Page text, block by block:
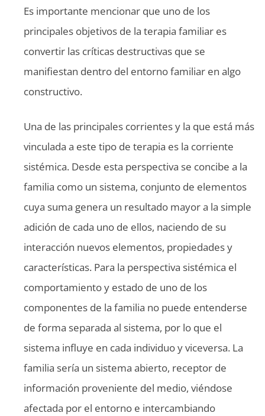
Es importante mencionar que uno de los
principales objetivos de la terapia familiar es
convertir las críticas destructivas que se
manifiestan dentro del entorno familiar en algo
constructivo.
Una de las principales corrientes y la que está más
vinculada a este tipo de terapia es la corriente
sistémica. Desde esta perspectiva se concibe a la
familia como un sistema, conjunto de elementos
cuya suma genera un resultado mayor a la simple
adición de cada uno de ellos, naciendo de su
interacción nuevos elementos, propiedades y
características. Para la perspectiva sistémica el
comportamiento y estado de uno de los
componentes de la familia no puede entenderse
de forma separada al sistema, por lo que el
sistema influye en cada individuo y viceversa. La
familia sería un sistema abierto, receptor de
información proveniente del medio, viéndose
afectada por el entorno e intercambiando